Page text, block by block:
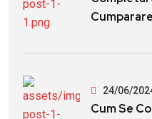
24/06/
Cum Se